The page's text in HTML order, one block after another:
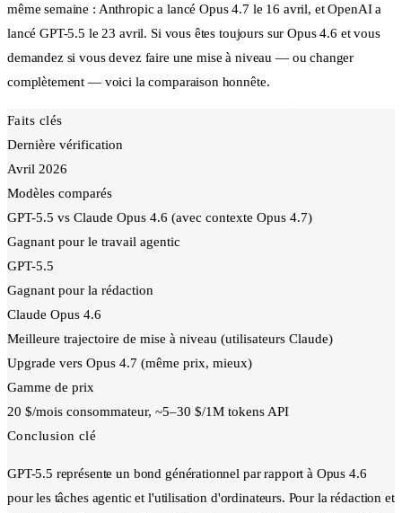
même semaine : Anthropic a lancé Opus 4.7 le 16 avril, et OpenAI a
lancé GPT-5.5 le 23 avril. Si vous êtes toujours sur Opus 4.6 et vous
demandez si vous devez faire une mise à niveau — ou changer
complètement — voici la comparaison honnête.
Faits clés
Dernière vérification
Avril 2026
Modèles comparés
GPT-5.5 vs Claude Opus 4.6 (avec contexte Opus 4.7)
Gagnant pour le travail agentic
GPT-5.5
Gagnant pour la rédaction
Claude Opus 4.6
Meilleure trajectoire de mise à niveau (utilisateurs Claude)
Upgrade vers Opus 4.7 (même prix, mieux)
Gamme de prix
20 $/mois consommateur, ~5–30 $/1M tokens API
Conclusion clé
GPT-5.5 représente un bond générationnel par rapport à Opus 4.6
pour les tâches agentic et l'utilisation d'ordinateurs. Pour la rédaction et